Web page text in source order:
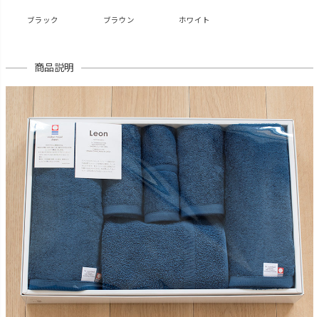
ブラック ブラウン ホワイト
商品説明